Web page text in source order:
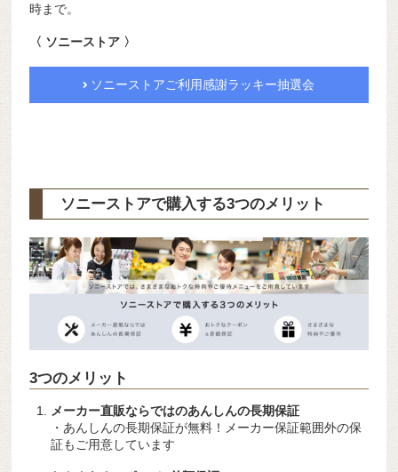
時まで。
〈 ソニーストア 〉
ソニーストアご利用感謝ラッキー抽選会
ソニーストアで購入する3つのメリット
3つのメリット
メーカー直販ならではのあんしんの長期保証
・あんしんの長期保証が無料！メーカー保証範囲外の保
証もご用意しています